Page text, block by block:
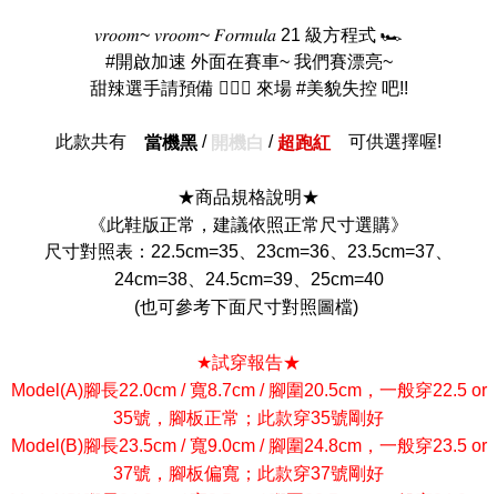
𝑣𝑟𝑜𝑜𝑚~ 𝑣𝑟𝑜𝑜𝑚~ 𝐹𝑜𝑟𝑚𝑢𝑙𝑎 21 級方程式 🏎️
#開啟加速 外面在賽車~ 我們賽漂亮~
甜辣選手請預備 💁🏻‍♀️ 來場 #美貌失控 吧!!
此款共有 當機黑 / 開機白 / 超跑紅 可供選擇喔!
★商品規格說明★
《此鞋版正常，建議依照正常尺寸選購》
尺寸對照表：22.5cm=35、23cm=36、23.5cm=37、
24cm=38、24.5cm=39、25cm=40
(也可參考下面尺寸對照圖檔)
★試穿報告★
Model(A)腳長22.0cm / 寬8.7cm / 腳圍20.5cm，一般穿22.5 or
35號，腳板正常；此款穿35號剛好
Model(B)腳長23.5cm / 寬9.0cm / 腳圍24.8cm，一般穿23.5 or
37號，腳板偏寬；此款穿37號剛好